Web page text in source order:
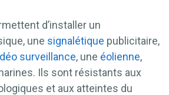
d’installer un
une signalétique publicitaire,
surveillance, une éolienne,
Ils sont résistants aux
et aux atteintes du